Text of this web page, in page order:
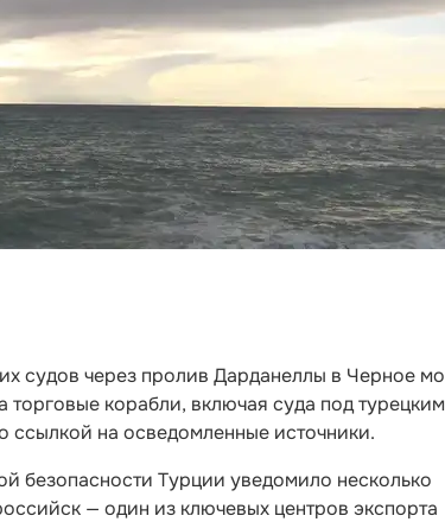
судов через пролив Дарданеллы в Черное
корабли, включая суда под турецким
ссылкой на осведомленные источники.
безопасности Турции уведомило несколько
— один из ключевых центров экспорта